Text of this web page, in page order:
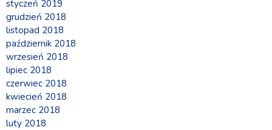
styczeń 2019
grudzień 2018
listopad 2018
październik 2018
wrzesień 2018
lipiec 2018
czerwiec 2018
kwiecień 2018
marzec 2018
luty 2018